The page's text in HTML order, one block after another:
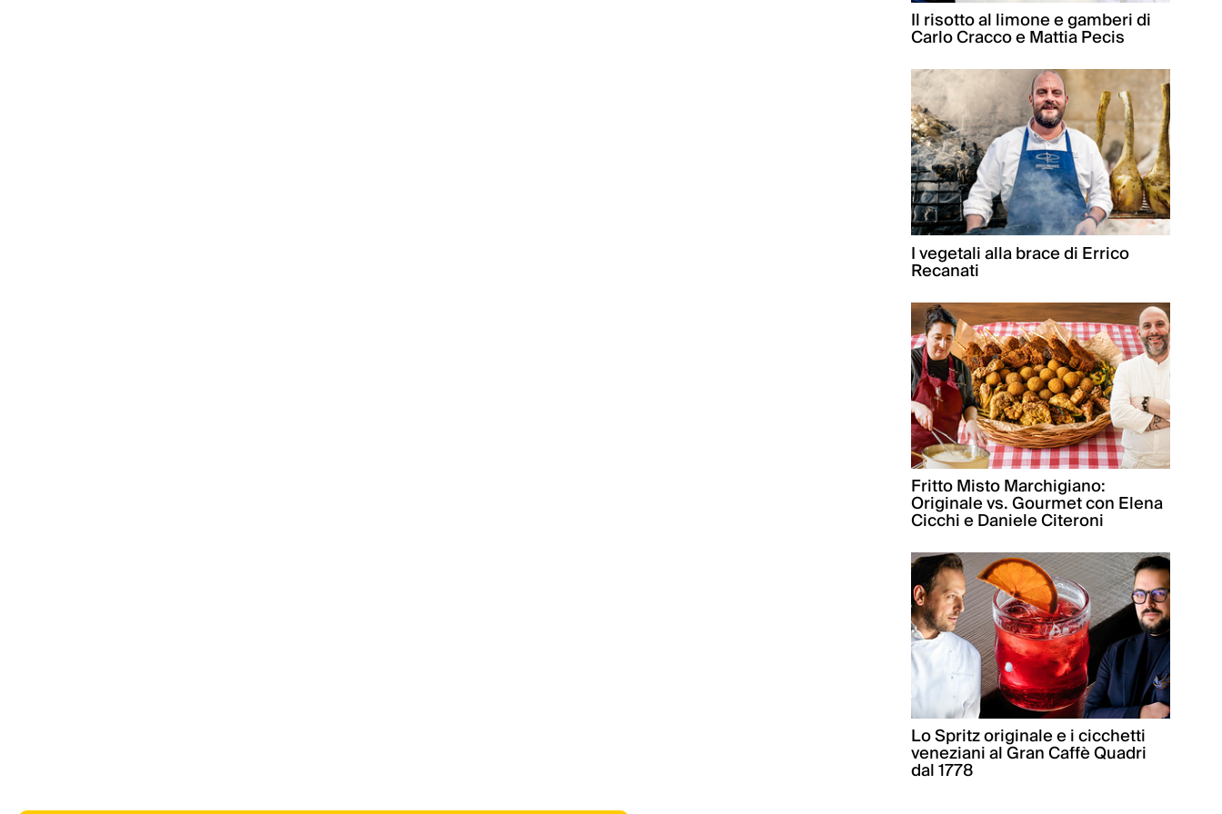
Il risotto al limone e gamberi di
Carlo Cracco e Mattia Pecis
I vegetali alla brace di Errico
Recanati
Fritto Misto Marchigiano:
Originale vs. Gourmet con Elena
Cicchi e Daniele Citeroni
Lo Spritz originale e i cicchetti
veneziani al Gran Caffè Quadri
dal 1778